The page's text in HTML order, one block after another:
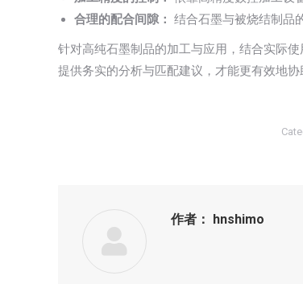
合理的配合间隙： 结合石墨与被烧结制品
针对高纯石墨制品的加工与应用，结合实际
提供务实的分析与匹配建议，才能更有效地协
作者： hnshimo